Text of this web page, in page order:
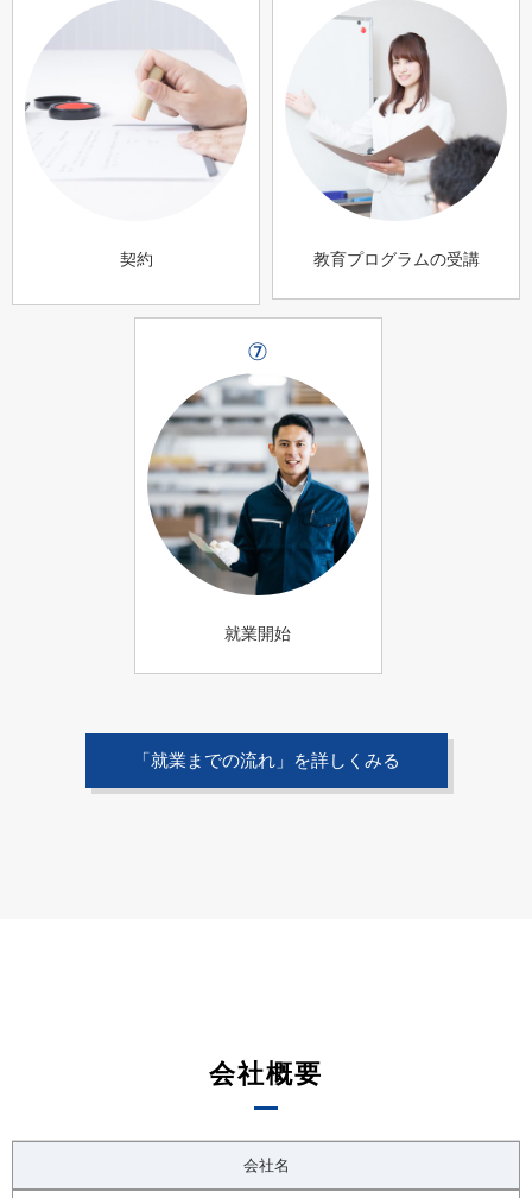
契約 教育プログラムの受講
⑦
就業開始
「就業までの流れ」を詳しくみる
会社概要
会社名